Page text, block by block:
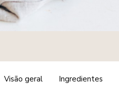
Visão geral Ingredientes